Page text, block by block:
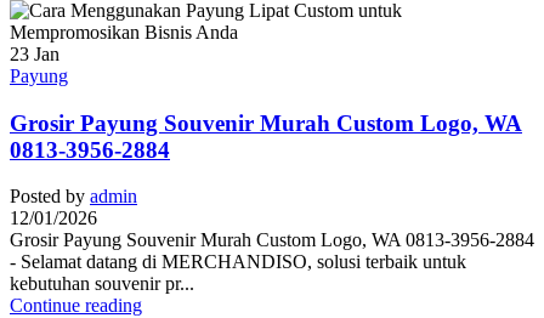
23 Jan
Payung
Grosir Payung Souvenir Murah Custom Logo, WA
0813-3956-2884
Posted by admin
12/01/2026
Grosir Payung Souvenir Murah Custom Logo, WA 0813-3956-2884
- Selamat datang di MERCHANDISO, solusi terbaik untuk
kebutuhan souvenir pr...
Continue reading